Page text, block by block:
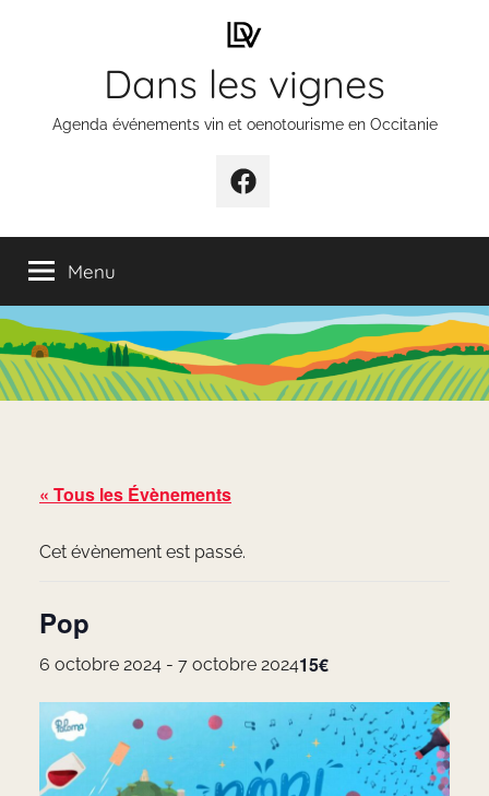
Dans les vignes
Agenda événements vin et oenotourisme en Occitanie
Élément
menu
Menu
« Tous les Évènements
Cet évènement est passé.
Pop
6 octobre 2024 - 7 octobre 202415€